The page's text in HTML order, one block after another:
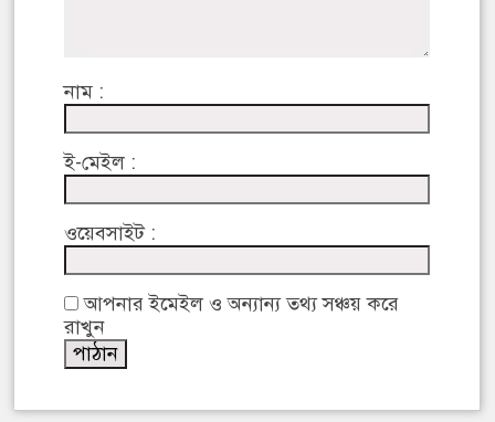
নাম :
ই-মেইল :
ওয়েবসাইট :
আপনার ইমেইল ও অন্যান্য তথ্য সঞ্চয় করে
রাখুন